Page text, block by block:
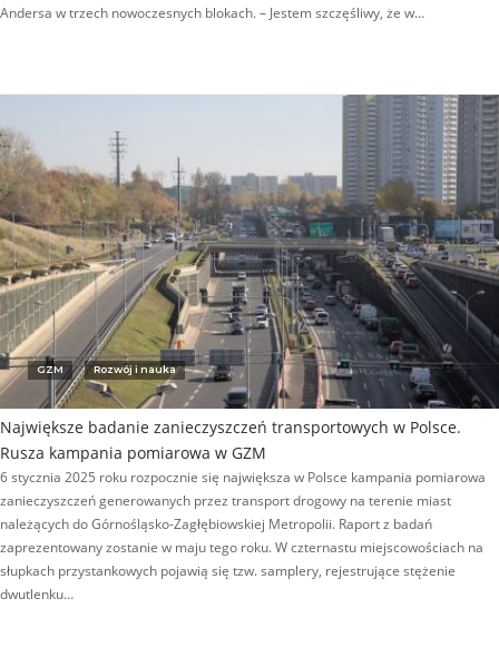
Andersa w trzech nowoczesnych blokach. – Jestem szczęśliwy, że w…
GZM Rozwój i nauka
Największe badanie zanieczyszczeń transportowych w Polsce.
Rusza kampania pomiarowa w GZM
6 stycznia 2025 roku rozpocznie się największa w Polsce kampania pomiarowa
zanieczyszczeń generowanych przez transport drogowy na terenie miast
należących do Górnośląsko-Zagłębiowskiej Metropolii. Raport z badań
zaprezentowany zostanie w maju tego roku. W czternastu miejscowościach na
słupkach przystankowych pojawią się tzw. samplery, rejestrujące stężenie
dwutlenku…